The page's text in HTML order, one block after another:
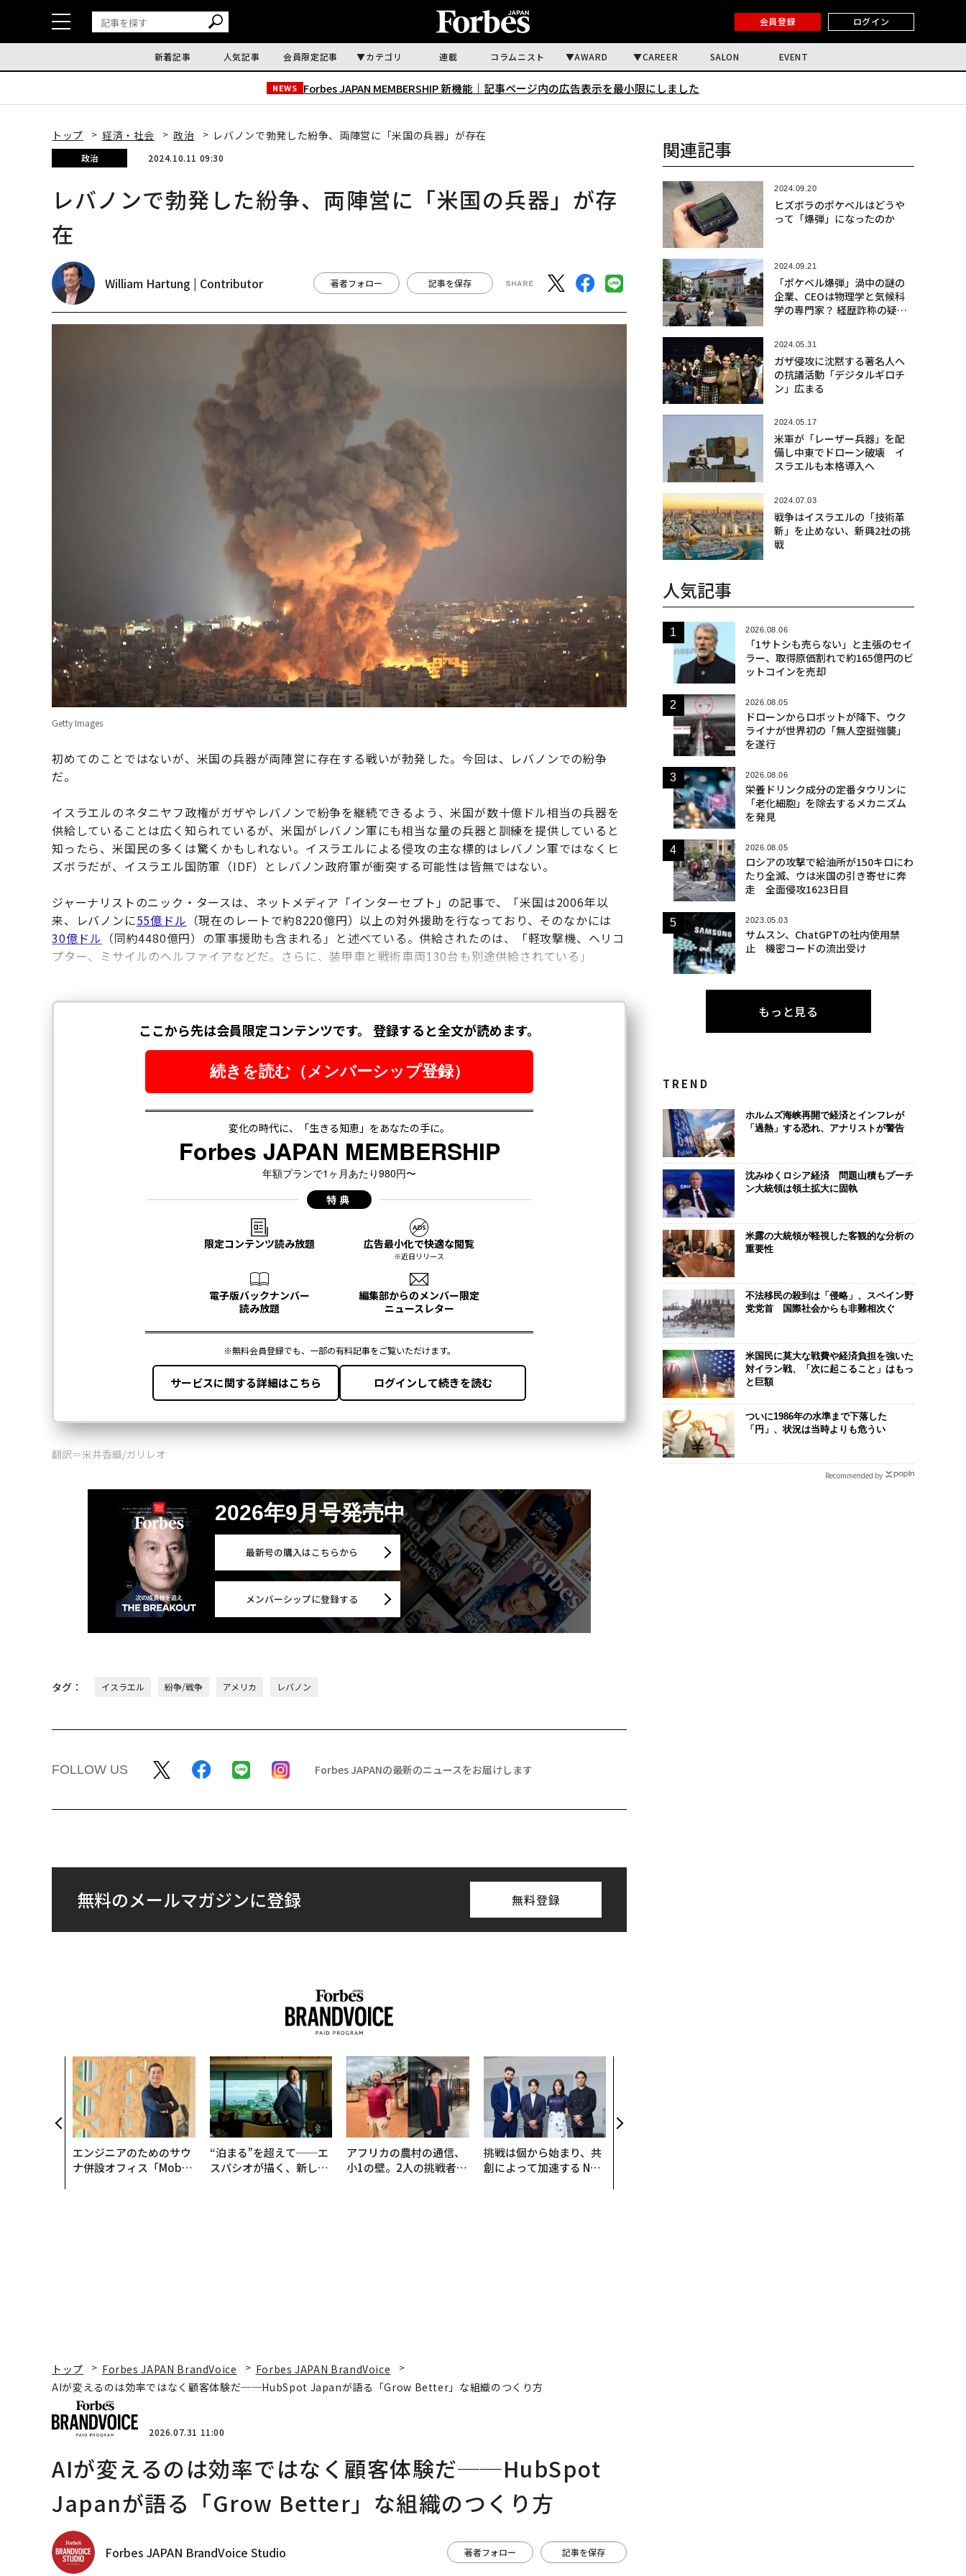
会員登録 ログイン
新着記事 人気記事 会員限定記事 カテゴリ 連載 コラムニスト AWARD CAREER SALON EVENT
NEWS Forbes JAPAN MEMBERSHIP 新機能｜ 記事ページ内の広告表示を最小限にしました
トップ 経済・社会 政治 レバノンで勃発した紛争、両陣営に「米国の兵器」が存在
政治 2024.10.11 09:30
レバノンで勃発した紛争、両陣営に「米国の兵器」が存
在
William Hartung | Contributor 著者フォロー 記事を保存
Getty Images
初めてのことではないが、米国の兵器が両陣営に存在する戦いが勃発した。今回は、レバノンでの紛争
だ。
イスラエルのネタニヤフ政権がガザやレバノンで紛争を継続できるよう、米国が数十億ドル相当の兵器を
供給していることは広く知られているが、米国がレバノン軍にも相当な量の兵器と訓練を提供していると
知ったら、米国民の多くは驚くかもしれない。イスラエルによる侵攻の主な標的はレバノン軍ではなくヒ
ズボラだが、イスラエル国防軍（IDF）とレバノン政府軍が衝突する可能性は皆無ではない。
ジャーナリストのニック・タースは、ネットメディア「インターセプト」の記事で、「米国は2006年以
来、レバノンに55億ドル （現在のレートで約8220億円）以上の対外援助を行なっており、そのなかには
30億ドル （同約4480億円）の軍事援助も含まれる」と述べている。供給されたのは、「軽攻撃機、ヘリコ
プター、ミサイルのヘルファイアなどだ。さらに、装甲車と戦術車両130台も別途供給されている」
翻訳＝米井香織/ガリレオ
2026年9月号発売中
最新号の購入はこちらから
メンバーシップに登録する
タグ： イスラエル 紛争/戦争 アメリカ レバノン
FOLLOW US Forbes JAPANの最新のニュースをお届けします
無料のメールマガジンに登録 無料登録
エンジニアのためのサウ
ナ併設オフィス「Mobiu
“泊まる”を超えて──エ
スパシオが描く、新しい
アフリカの農村の通信、
小1の壁。2人の挑戦者が
挑戦は個から始まり、共
創によって加速する NOR
る1日│CAREER SUMMI
関連記事
2024.09.20
ヒズボラのポケベルはどうや
って「爆弾」になったのか
2024.09.21
「ポケベル爆弾」渦中の謎の
企業、CEOは物理学と気候科
学の専門家？ 経歴詐称の疑い
2024.05.31
ガザ侵攻に沈黙する著名人へ
の抗議活動「デジタルギロチ
ン」広まる
2024.05.17
米軍が「レーザー兵器」を配
備し中東でドローン破壊 イ
スラエルも本格導入へ
2024.07.03
戦争はイスラエルの「技術革
新」を止めない、新興2社の挑
戦
人気記事
2026.08.06
「1サトシも売らない」と主張のセイ
ラー、取得原価割れで約165億円のビ
ットコインを売却
2026.08.05
ドローンからロボットが降下、ウク
ライナが世界初の「無人空挺強襲」
を遂行
2026.08.06
栄養ドリンク成分の定番タウリンに
「老化細胞」を除去するメカニズム
を発見
2026.08.05
ロシアの攻撃で給油所が150キロにわ
たり全滅、ウは米国の引き寄せに奔
走 全面侵攻1623日目
2023.05.03
サムスン、ChatGPTの社内使用禁
止 機密コードの流出受け
もっと見る
TREND
ホルムズ海峡再開で経済とインフレが
「過熱」する恐れ、アナリストが警告
沈みゆくロシア経済 問題山積もプーチ
ン大統領は領土拡大に固執
米露の大統領が軽視した客観的な分析の
重要性
不法移民の殺到は「侵略」、スペイン野
党党首 国際社会からも非難相次ぐ
米国民に莫大な戦費や経済負担を強いた
対イラン戦、「次に起こること」はもっ
と巨額
ついに1986年の水準まで下落した
「円」、状況は当時よりも危うい
Recommended by
トップ Forbes JAPAN BrandVoice
Forbes JAPAN BrandVoice
AIが変えるのは効率ではなく顧客体験だ──HubSpot Japanが語る「Grow Better」な組織のつくり方
2026.07.31 11:00
AIが変えるのは効率ではなく顧客体験だ──HubSpot
Japanが語る「Grow Better」な組織のつくり方
Forbes JAPAN BrandVoice Studio 著者フォロー 記事を保存